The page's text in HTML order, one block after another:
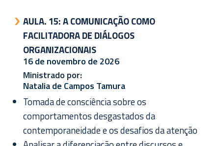
AULA. 15:A COMUNICAÇÃO COMO
FACILITADORA DE DIÁLOGOS
ORGANIZACIONAIS
16 de novembro de 2026
Ministrado por:
Natalia de Campos Tamura
Tomada de consciência sobre os
comportamentos desgastados da
contemporaneidade e os desafios da atenção